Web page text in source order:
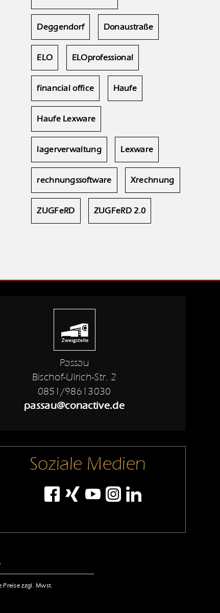
Deggendorf Donaustraße
ELO ELOprofessional
financial office Haufe
Haufe Lexware
lagerverwaltung Lexware
rechnungssoftware Xrechnung
ZUGFeRD ZUGFeRD 2.0
Passau
Bischof-Ulrich-Str. 2
0851/98613030
passau@conactive.de
Soziale Medien
zzgl. Mwst.